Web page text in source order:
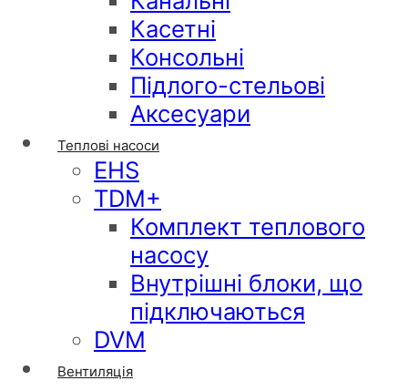
Касетні
Консольні
Підлого-стельові
Аксесуари
Теплові насоси
EHS
TDM+
Комплект теплового
насосу
Внутрішні блоки, що
підключаються
DVM
Вентиляція